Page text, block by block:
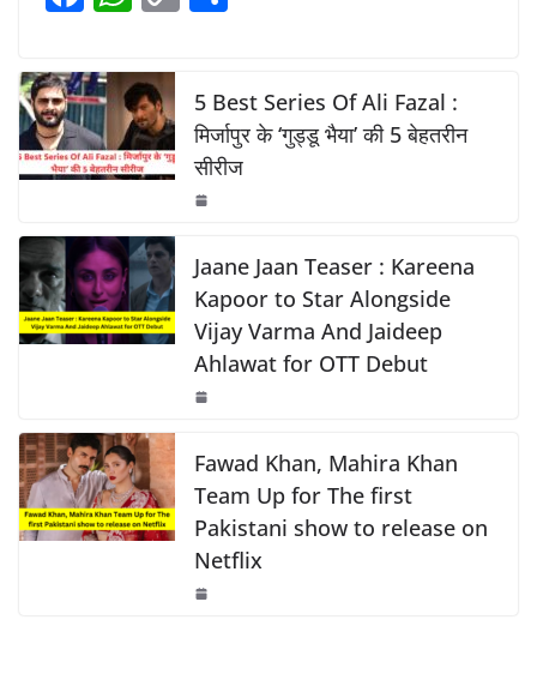
o
k
p k
c
e
b
o
o
k
at
s
A
p
p
y
Li
n
k
e
5 Best Series Of Ali Fazal :
मिर्जापुर के ‘गुड्डू भैया’ की 5 बेहतरीन
सीरीज
Jaane Jaan Teaser : Kareena
Kapoor to Star Alongside
Vijay Varma And Jaideep
Ahlawat for OTT Debut
Fawad Khan, Mahira Khan
Team Up for The first
Pakistani show to release on
Netflix